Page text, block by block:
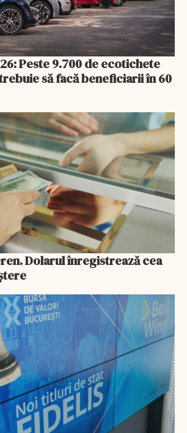
Peste 9.700 de ecotichete
să facă beneficiarii în 60
Dolarul înregistrează cea